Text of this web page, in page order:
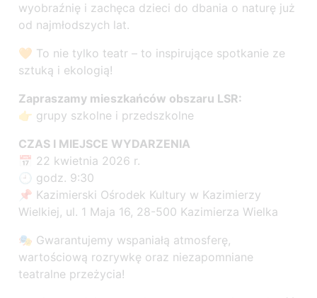
wyobraźnię i zachęca dzieci do dbania o naturę już
od najmłodszych lat.
🧡 To nie tylko teatr – to inspirujące spotkanie ze
sztuką i ekologią!
Zapraszamy mieszkańców obszaru LSR:
👉 grupy szkolne i przedszkolne
CZAS I MIEJSCE WYDARZENIA
📅 22 kwietnia 2026 r.
🕘 godz. 9:30
📌 Kazimierski Ośrodek Kultury w Kazimierzy
Wielkiej, ul. 1 Maja 16, 28-500 Kazimierza Wielka
🎭 Gwarantujemy wspaniałą atmosferę,
wartościową rozrywkę oraz niezapomniane
teatralne przeżycia!